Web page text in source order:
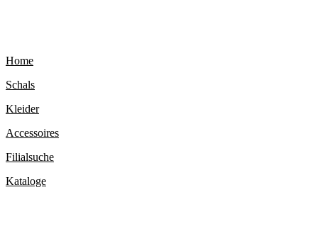
Home
Schals
Kleider
Accessoires
Filialsuche
Kataloge